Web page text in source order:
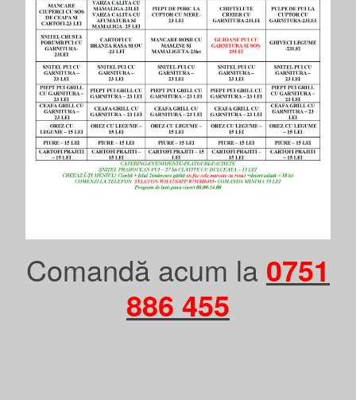
Comandă acum la 0751
886 455